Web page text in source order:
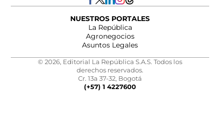
NUESTROS PORTALES
La República
Agronegocios
Asuntos Legales
© 2026, Editorial La República S.A.S. Todos los
derechos reservados.
Cr. 13a 37-32, Bogotá
(+57) 1 4227600